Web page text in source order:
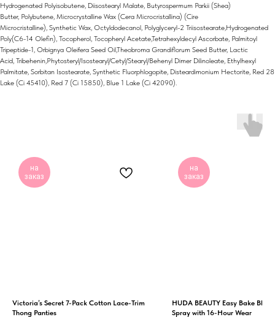
Hydrogenated Polyisobutene, Diisostearyl Malate, Butyrospermum Parkii (Shea)
Butter, Polybutene, Microcrystalline Wax (Cera Microcristallina) (Cire
Microcristalline), Synthetic Wax, Octyldodecanol, Polyglyceryl-2 Triisostearate,Hydrogenated
Poly(C6-14 Olefin), Tocopherol, Tocopheryl Acetate,Tetrahexyldecyl Ascorbate, Palmitoyl
Tripeptide-1, Orbignya Oleifera Seed Oil,Theobroma Grandiflorum Seed Butter, Lactic
Acid, Tribehenin,Phytosteryl/Isostearyl/Cetyl/Stearyl/Behenyl Dimer Dilinoleate, Ethylhexyl
Palmitate, Sorbitan Isostearate, Synthetic Fluorphlogopite, Disteardimonium Hectorite, Red 28
Lake (Ci 45410), Red 7 (Ci 15850), Blue 1 Lake (Ci 42090).
на
заказ
Victoria’s Secret 7-Pack Cotton Lace-Trim
Thong Panties
на
заказ
HUDA BEAUTY Easy Bake
Spray with 16-Hour Wear